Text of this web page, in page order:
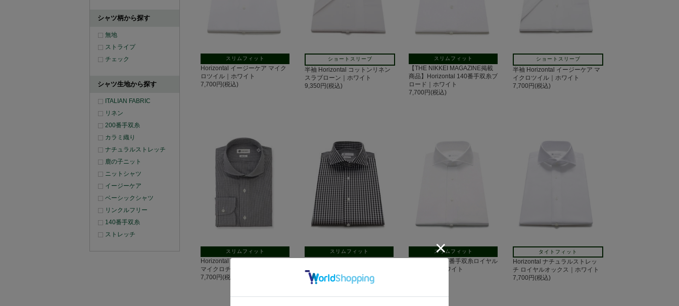
シャツ柄から探す
無地
ストライプ
チェック
シャツ生地から探す
ITALIAN FABRIC
リネン
200番手双糸
カラミ織り
ナチュラルストレッチ
鹿の子ニット
ニットシャツ
イージーケア
ベーシックシャツ
リンクルフリー
140番手双糸
ストレッチ
スリムフィット
Horizontal イージーケア マイク
ロツイル｜ホワイト
7,700円(税込)
ショートスリーブ
半袖 Horizontal コットンリネン
スラブローン｜ホワイト
9,350円(税込)
スリムフィット
【THE NIKKEI MAGAZINE掲載
商品】Horizontal 140番手双糸ブ
ロード｜ホワイト
7,700円(税込)
ショートスリーブ
半袖 Horizontal イージーケア マ
イクロツイル｜ホワイト
7,700円(税込)
スリムフィット
Horizontal ブロード｜ブラック
マイクロチェック
7,700円(税込)
スリムフィット
チェック
7,700円(税込)
スリムフィット
Horizontal 140番手双糸ロイヤル
オックス｜ホワイト
タイトフィット
Horizontal ナチュラルストレッ
チ ロイヤルオックス｜ホワイト
7,700円(税込)